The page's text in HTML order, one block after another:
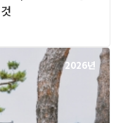
2026년